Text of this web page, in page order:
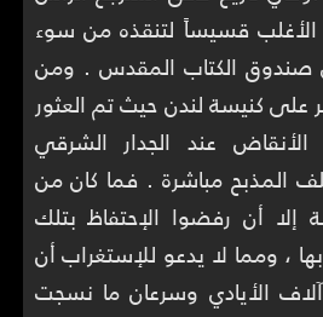
قسيساً لتنقذه من سوء
صندوق الكتاب المقدس . ومن
كنيسة لندن حيث تم العثور
عند الجدار الشرقي
المذبح مباشرة . فما كان من
إلا أن رفضوا الإحتفاظ بتلك
، ومما لا يدعو للإستغراب أن
الأيادي وسرعان ما نسجت